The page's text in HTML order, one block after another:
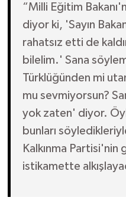
“Milli Eğitim
diyor ki, 'Sayın
rahatsız etti de
bilelim.' Sana
Türklüğünden mi
mu sevmiyorsun?
yok zaten' diyor.
bunları
Kalkınma Partisi'nin
istikamette